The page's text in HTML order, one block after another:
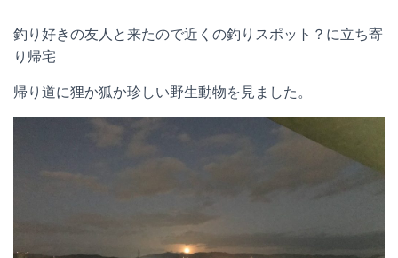
釣り好きの友人と来たので近くの釣りスポット？に立ち寄
り帰宅
帰り道に狸か狐か珍しい野生動物を見ました。